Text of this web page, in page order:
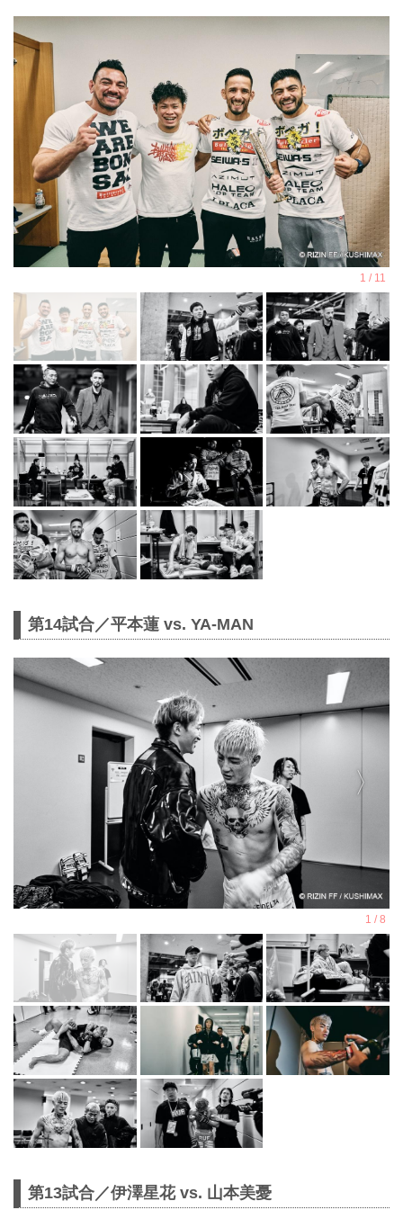
第14試合／平本蓮 vs. YA-MAN
第13試合／伊澤星花 vs. 山本美憂